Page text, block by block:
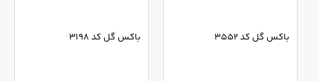
باکس گل کد 3552 باکس گل کد 3198